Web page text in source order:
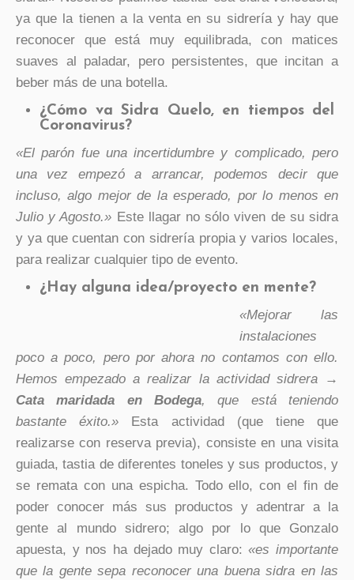
ya que la tienen a la venta en su sidrería y hay que
reconocer que está muy equilibrada, con matices
suaves al paladar, pero persistentes, que incitan a
beber más de una botella.
¿Cómo va Sidra Quelo, en tiempos del
Coronavirus?
«El parón fue una incertidumbre y complicado, pero
una vez empezó a arrancar, podemos decir que
incluso, algo mejor de la esperado, por lo menos en
Julio y Agosto.» Este llagar no sólo viven de su sidra
y ya que cuentan con sidrería propia y varios locales,
para realizar cualquier tipo de evento.
¿Hay alguna idea/proyecto en mente?
«Mejorar las
instalaciones
poco a poco, pero por ahora no contamos con ello.
Hemos empezado a realizar la actividad sidrera →
Cata maridada en Bodega, que está teniendo
bastante éxito.» Esta actividad (que tiene que
realizarse con reserva previa), consiste en una visita
guiada, tastia de diferentes toneles y sus productos, y
se remata con una espicha. Todo ello, con el fin de
poder conocer más sus productos y adentrar a la
gente al mundo sidrero; algo por lo que Gonzalo
apuesta, y nos ha dejado muy claro:«es importante
que la gente sepa reconocer una buena sidra en las